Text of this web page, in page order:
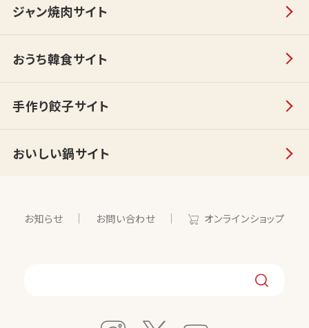
ジャン焼肉サイト
おうち韓食サイト
手作り餃子サイト
おいしい鍋サイト
お知らせ お問い合わせ オンラインショップ